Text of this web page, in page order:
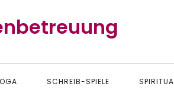
SCHREIB-SPIELE